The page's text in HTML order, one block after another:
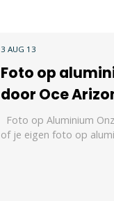
3 AUG 13
Foto op
door Oce
Foto op Aluminium
of je eigen foto op